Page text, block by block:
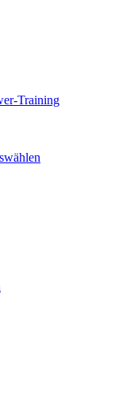
Training